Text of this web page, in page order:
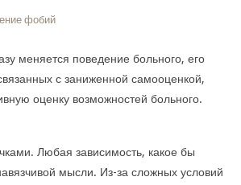
фобий
меняется поведение больного, его
с заниженной самооценкой,
оценку возможностей больного.
Любая зависимость, какое бы
мысли. Из-за сложных условий